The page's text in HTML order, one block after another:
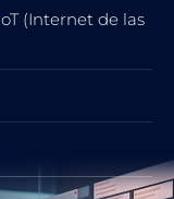
(Internet de las